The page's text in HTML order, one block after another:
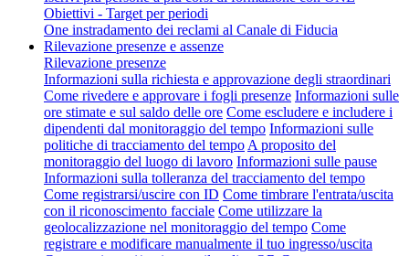
Obiettivi - Target per periodi
One instradamento dei reclami al Canale di Fiducia
Rilevazione presenze e assenze
Rilevazione presenze
Informazioni sulla richiesta e approvazione degli straordinari
Come rivedere e approvare i fogli presenze Informazioni sulle
ore stimate e sul saldo delle ore Come escludere e includere i
dipendenti dal monitoraggio del tempo Informazioni sulle
politiche di tracciamento del tempo A proposito del
monitoraggio del luogo di lavoro Informazioni sulle pause
Informazioni sulla tolleranza del tracciamento del tempo
Come registrarsi/uscire con ID Come timbrare l'entrata/uscita
con il riconoscimento facciale Come utilizzare la
geolocalizzazione nel monitoraggio del tempo Come
registrare e modificare manualmente il tuo ingresso/uscita